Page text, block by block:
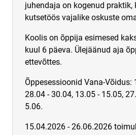
juhendaja on kogenud
kutsetöös vajalike oskuste
Koolis on õppija esimesed
kuul 6 päeva. Ülejäänud aja
ettevõttes.
Õppesessioonid Vana-Võidus:
28.04 - 30.04, 13.05 - 15.05,
5.06.
15.04.2026 - 26.06.2026